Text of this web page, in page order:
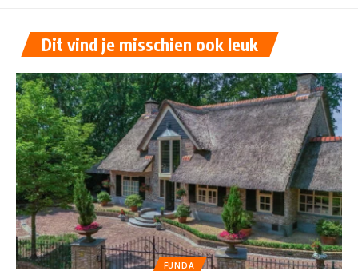
Dit vind je misschien ook leuk
FUNDA